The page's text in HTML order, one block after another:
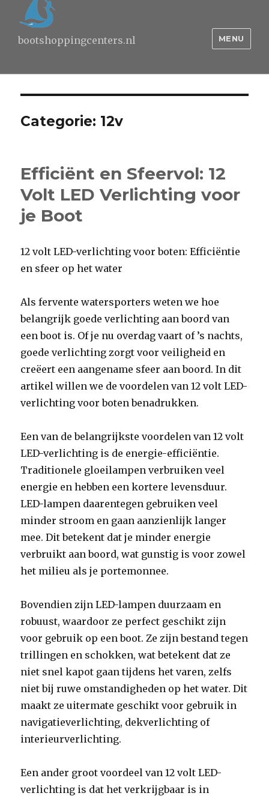
bootshoppingcenters.nl MENU
Categorie: 12v
Efficiënt en Sfeervol: 12
Volt LED Verlichting voor
je Boot
12 volt LED-verlichting voor boten: Efficiëntie
en sfeer op het water
Als fervente watersporters weten we hoe
belangrijk goede verlichting aan boord van
een boot is. Of je nu overdag vaart of ’s nachts,
goede verlichting zorgt voor veiligheid en
creëert een aangename sfeer aan boord. In dit
artikel willen we de voordelen van 12 volt LED-
verlichting voor boten benadrukken.
Een van de belangrijkste voordelen van 12 volt
LED-verlichting is de energie-efficiëntie.
Traditionele gloeilampen verbruiken veel
energie en hebben een kortere levensduur.
LED-lampen daarentegen gebruiken veel
minder stroom en gaan aanzienlijk langer
mee. Dit betekent dat je minder energie
verbruikt aan boord, wat gunstig is voor zowel
het milieu als je portemonnee.
Bovendien zijn LED-lampen duurzaam en
robuust, waardoor ze perfect geschikt zijn
voor gebruik op een boot. Ze zijn bestand tegen
trillingen en schokken, wat betekent dat ze
niet snel kapot gaan tijdens het varen, zelfs
niet bij ruwe omstandigheden op het water. Dit
maakt ze uitermate geschikt voor gebruik in
navigatieverlichting, dekverlichting of
interieurverlichting.
Een ander groot voordeel van 12 volt LED-
verlichting is dat het verkrijgbaar is in